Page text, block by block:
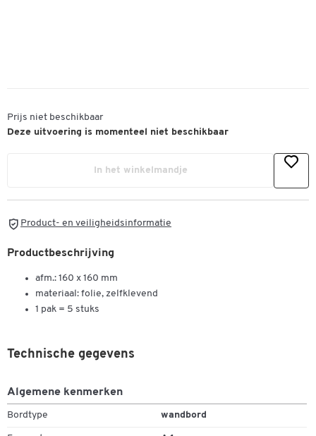
Prijs niet beschikbaar
Deze uitvoering is momenteel niet beschikbaar
In het winkelmandje
Product- en veiligheidsinformatie
Productbeschrijving
afm.: 160 x 160 mm
materiaal: folie, zelfklevend
1 pak = 5 stuks
Technische gegevens
Algemene kenmerken
Bordtype wandbord